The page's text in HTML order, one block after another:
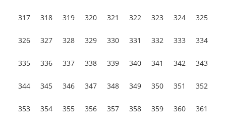
317 318 319 320 321 322 323 324 325
326 327 328 329 330 331 332 333 334
335 336 337 338 339 340 341 342 343
344 345 346 347 348 349 350 351 352
353 354 355 356 357 358 359 360 361